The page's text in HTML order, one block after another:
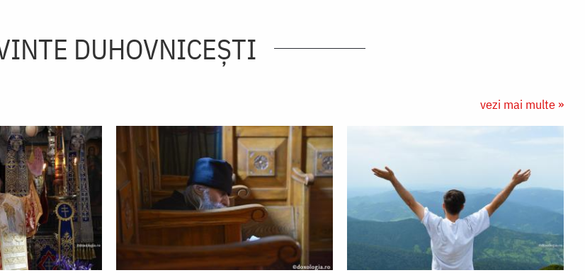
DUHOVNICEȘTI
vezi mai multe »